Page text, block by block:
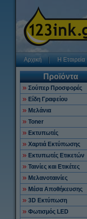
Αρχική Η Εταιρεία
Προϊόντα
Σούπερ Προσφορές
Είδη Γραφείου
Μελάνια
Toner
Εκτυπωτές
Χαρτιά Εκτύπωσης
Εκτυπωτές Ετικετών
Ταινίες και Ετικέτες
Μελανοταινίες
Μέσα Αποθήκευσης
3D Εκτύπωση
Φωτισμός LED